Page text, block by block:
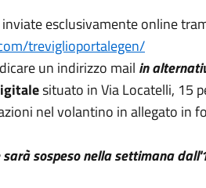
esclusivamente online
treviglioportalegen/
un indirizzo mail in
situato in Via Locatelli, 15
nel volantino in allegato in
sospeso nella settimana